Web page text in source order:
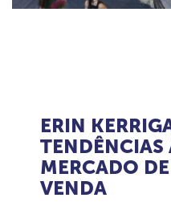
ERIN
TENDÊNCIAS
MERCADO
VENDA